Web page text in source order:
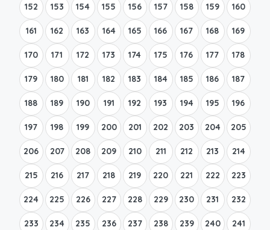
152 153 154 155 156 157 158 159 160
161 162 163 164 165 166 167 168 169
170 171 172 173 174 175 176 177 178
179 180 181 182 183 184 185 186 187
188 189 190 191 192 193 194 195 196
197 198 199 200 201 202 203 204 205
206 207 208 209 210 211 212 213 214
215 216 217 218 219 220 221 222 223
224 225 226 227 228 229 230 231 232
233 234 235 236 237 238 239 240 241